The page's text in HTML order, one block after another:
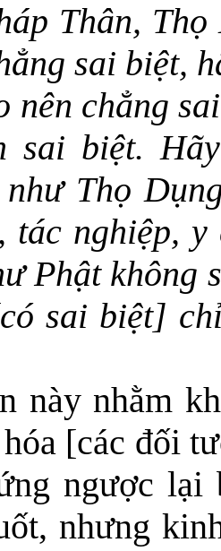
Thân,
sai biệt,
nên chẳng
sai biệt.
Thọ
, tác nghiệp,
Phật không
sai biệt]
này nhằm
[các đối
ngược
nhưng